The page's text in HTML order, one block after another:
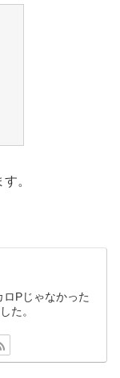
。
Pじゃなかった
た。